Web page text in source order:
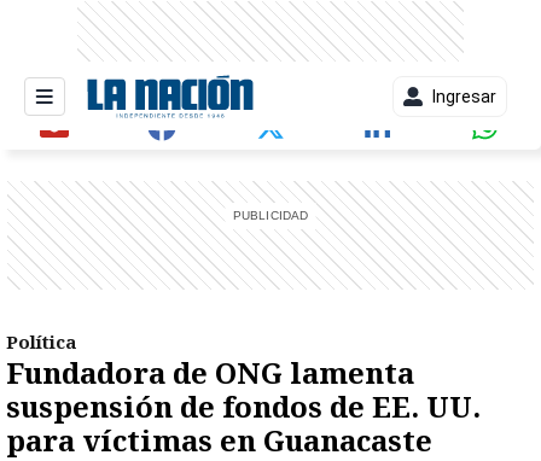
Ingresar
Política
Fundadora de ONG lamenta
suspensión de fondos de EE. UU.
para víctimas en Guanacaste